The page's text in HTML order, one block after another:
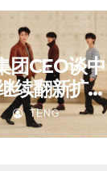
团CEO谈中
续翻新扩建
某些城市的
店不再有价
TENG